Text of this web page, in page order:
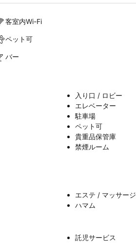
客室内Wi-Fi
ペット可
バー
入り口 / ロビー
エレベーター
駐車場
ペット可
貴重品保管庫
禁煙ルーム
エステ / マッサージ
ハマム
託児サービス